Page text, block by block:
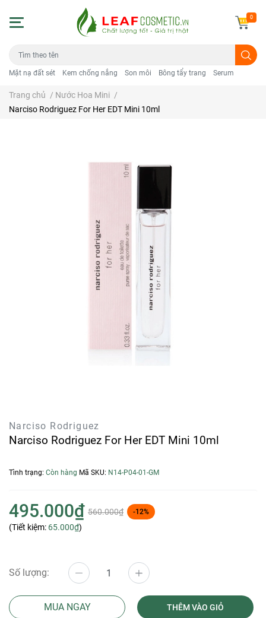
Mặt nạ đất sét Kem chống nắng Son môi Bông tẩy trang Serum
0
Trang chủ / Nước Hoa Mini /
Narciso Rodriguez For Her EDT Mini 10ml
Narciso Rodriguez
Narciso Rodriguez For Her EDT Mini 10ml
Tình trạng: Còn hàng Mã SKU: N14-P04-01-GM
495.000₫ 560.000₫ -12%
(Tiết kiệm: 65.000₫)
Số lượng:
MUA NGAY THÊM VÀO GIỎ